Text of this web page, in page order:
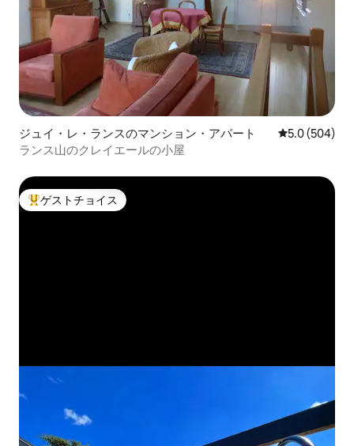
ジュイ・レ・ランスのマンション・アパート レビュー504
5.0 (504)
ランス山のクレイエールの小屋
大好評のゲストチョイスです。
ゲストチョイス